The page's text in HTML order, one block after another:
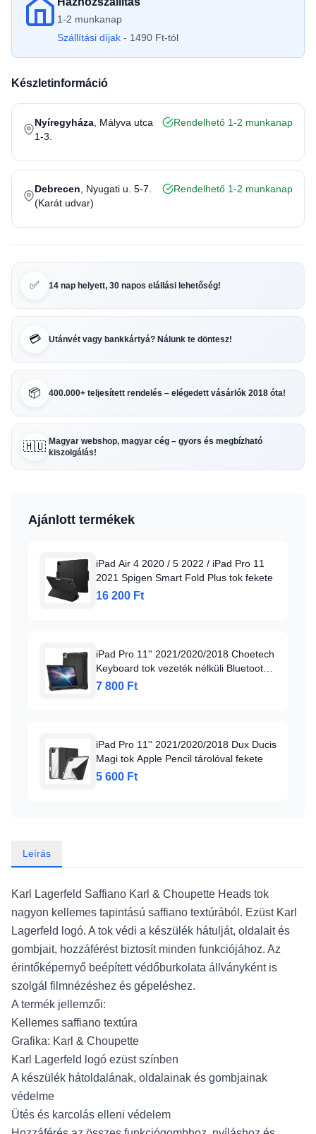
1-2 munkanap
Szállítási díjak - 1490 Ft-tól
Készletinformáció
Nyíregyháza , Mályva utca
1-3.
Rendelhető 1-2 munkanap
Debrecen , Nyugati u. 5-7.
(Karát udvar)
Rendelhető 1-2 munkanap
✅ 14 nap helyett, 30 napos elállási lehetőség!
💳 Utánvét vagy bankkártyá? Nálunk te döntesz!
📦 400.000+ teljesített rendelés – elégedett vásárlók 2018 óta!
🇭🇺 Magyar webshop, magyar cég – gyors és megbízható
kiszolgálás!
Ajánlott termékek
iPad Air 4 2020 / 5 2022 / iPad Pro 11
2021 Spigen Smart Fold Plus tok fekete
16 200 Ft
iPad Pro 11'' 2021/2020/2018 Choetech
Keyboard tok vezeték nélküli Bluetooth
billentyűzettel fekete ANGOL
7 800 Ft
iPad Pro 11'' 2021/2020/2018 Dux Ducis
Magi tok Apple Pencil tárolóval fekete
5 600 Ft
Leírás
Karl Lagerfeld Saffiano Karl & Choupette Heads tok
nagyon kellemes tapintású saffiano textúrából. Ezüst Karl
Lagerfeld logó. A tok védi a készülék hátulját, oldalait és
gombjait, hozzáférést biztosít minden funkciójához. Az
érintőképernyő beépített védőburkolata állványként is
szolgál filmnézéshez és gépeléshez.
A termék jellemzői:
Kellemes saffiano textúra
Grafika: Karl & Choupette
Karl Lagerfeld logó ezüst színben
A készülék hátoldalának, oldalainak és gombjainak
védelme
Ütés és karcolás elleni védelem